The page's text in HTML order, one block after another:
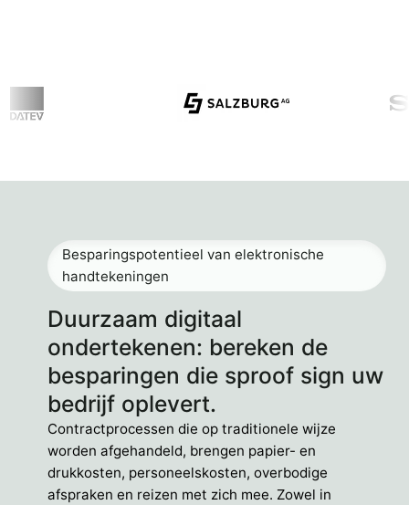
Duurzaam digitaal
ondertekenen: bereken de
besparingen die sproof sign uw
bedrijf oplevert.
Besparingspotentieel van elektronische
handtekeningen
Contractprocessen die op traditionele wijze
worden afgehandeld, brengen papier- en
drukkosten, personeelskosten, overbodige
afspraken en reizen met zich mee. Zowel in